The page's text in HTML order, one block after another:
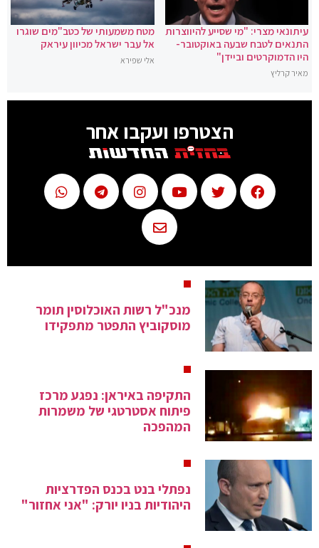
עיתונאי מצרי: "מי שסייע להיווצרות
התנאים לטבח שבעה באוקטובר-
היו הדמוקרטים וביידן"
מאיר קרליץ
מטח משמעותי של כטב"מים שוגרו
אל עבר ישראל מכיוון עיראק
אלי שפירא
הצטרפו ועקבו אחר
מנכ"ל רשות האוכלוסין תומר
מוסקוביץ התפטר מתפקידו
התקיפה באיראן: נפגע מרכז
פיתוח אסטרטגי של משמרות
המהפכה
נפתלי בנט בכנס הפדרציות
היהודיות בניו יורק: "אני אחזור"